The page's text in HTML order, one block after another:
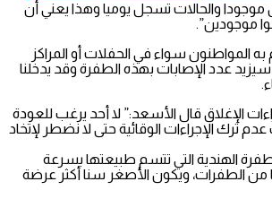
موجودا والحالات تسجل يوميا وهذا يعني أن
موجودين”.
المواطنون سواء في الحفلات أو المراكز
سيزيد عدد الإصابات بهذه الطفرة وقد يدخلنا
الإغلاق قال الأسعد:” لا أحد يرغب للعودة
ترك الإجراءات الوقائية حتى لا نضطر لإتخاد
الهندية التي تتسم طبيعتها بسرعة
من الطفرات، ويكون الأصغر سنا أكثر عرضة